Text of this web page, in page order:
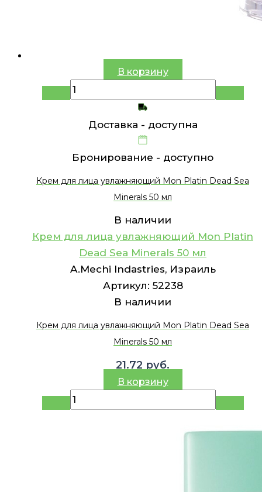
В корзину
Доставка - доступна
Бронирование - доступно
Крем для лица увлажняющий Mon Platin Dead Sea
Minerals 50 мл
В наличии
Крем для лица увлажняющий Mon Platin
Dead Sea Minerals 50 мл
A.Mechi Indastries, Израиль
Артикул: 52238
В наличии
Крем для лица увлажняющий Mon Platin Dead Sea
Minerals 50 мл
21.72 руб.
В корзину